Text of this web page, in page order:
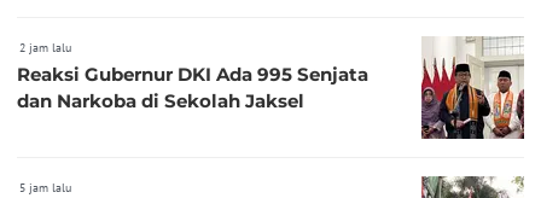
2 jam lalu
Reaksi Gubernur DKI Ada 995 Senjata
dan Narkoba di Sekolah Jaksel
5 jam lalu